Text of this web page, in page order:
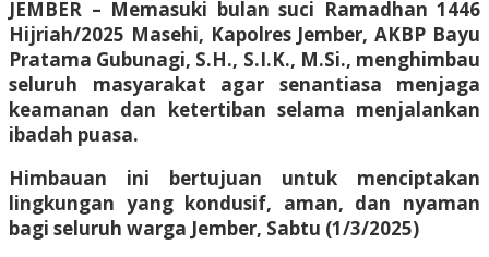
JEMBER – Memasuki bulan suci Ramadhan 1446
Hijriah/2025 Masehi, Kapolres Jember, AKBP Bayu
Pratama Gubunagi, S.H., S.I.K., M.Si., menghimbau
seluruh masyarakat agar senantiasa menjaga
keamanan dan ketertiban selama menjalankan
ibadah puasa.
Himbauan ini bertujuan untuk menciptakan
lingkungan yang kondusif, aman, dan nyaman
bagi seluruh warga Jember, Sabtu (1/3/2025)